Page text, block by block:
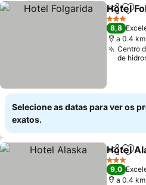
Partilhar
Hotel
3 Estrelas
8,8
a 0.4
Centro
de
Selecione as datas para ver os
exatos.
Partilhar
Hotel
3 Estrelas
9,0
a 0.4